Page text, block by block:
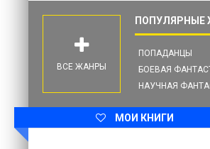
ПОПАДАНЦЫ
БОЕВАЯ
НАУЧНАЯ
ВСЕ ЖАНРЫ
МОИ КНИГИ